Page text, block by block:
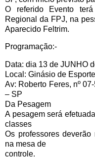
O referido Evento
Regional da FPJ, na
Aparecido Feltrim.
Programação:-
Data: dia 13 de JUNHO
Local: Ginásio de
Av: Roberto Feres, nº
– SP
Da Pesagem
A pesagem será
classes
Os professores
na mesa de
controle.